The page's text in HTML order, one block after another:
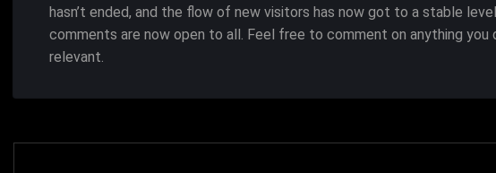
hasn’t ended, and the flow of new visitors has now got to a stable
comments are now open to all. Feel free to comment on anything you
relevant.